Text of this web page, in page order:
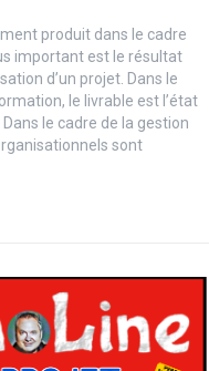
produit dans le cadre
important est le résultat
d’un projet. Dans le
le livrable est l’état
le cadre de la gestion
sont